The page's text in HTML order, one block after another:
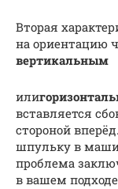
Вторая
на ориентацию
вертикальным
или
вставляется
стороной
шпульку в
проблема
в вашем